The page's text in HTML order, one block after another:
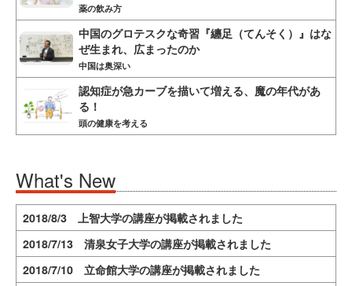
薬の飲み方
中国のグロテスクな奇習『纏足（てんそく）』はな
ぜ生まれ、広まったのか
中国は奥深い
認知症が急カーブを描いて増える、魔の年代があ
る！
頭の健康を考える
What's New
2018/8/3 上智大学の講座が掲載されました
2018/7/13 清泉女子大学の講座が掲載されました
2018/7/10 立命館大学の講座が掲載されました